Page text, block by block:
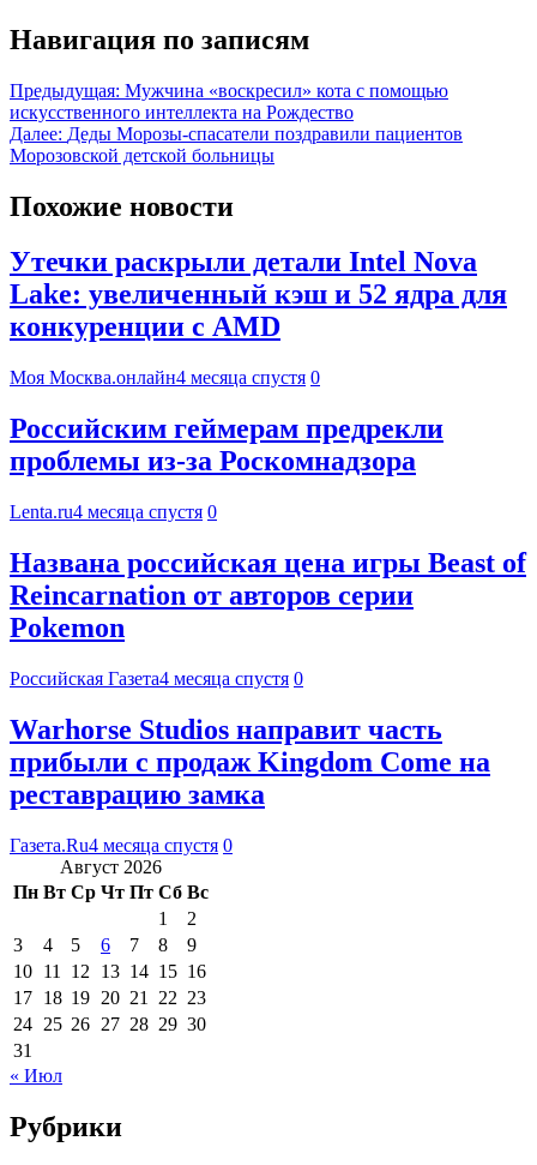
Навигация по записям
Предыдущая: Мужчина «воскресил» кота с помощью
искусственного интеллекта на Рождество
Далее: Деды Морозы-спасатели поздравили пациентов
Морозовской детской больницы
Похожие новости
Утечки раскрыли детали Intel Nova
Lake: увеличенный кэш и 52 ядра для
конкуренции с AMD
Моя Москва.онлайн4 месяца спустя 0
Российским геймерам предрекли
проблемы из-за Роскомнадзора
Lenta.ru4 месяца спустя 0
Названа российская цена игры Beast of
Reincarnation от авторов серии
Pokemon
Российская Газета4 месяца спустя 0
Warhorse Studios направит часть
прибыли с продаж Kingdom Come на
реставрацию замка
Газета.Ru4 месяца спустя 0
Август 2026
Пн Вт Ср Чт Пт Сб Вс
1
2
3
4 5 6 7 8
9
10 11 12 13 14 15 16
17 18 19 20 21 22 23
24 25 26 27 28 29 30
31
« Июл
Рубрики